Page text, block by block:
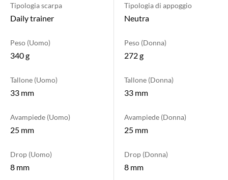
Tipologia scarpa
Daily trainer
Tipologia di appoggio
Neutra
Peso (Uomo)
340 g
Peso (Donna)
272 g
Tallone (Uomo)
33 mm
Tallone (Donna)
33 mm
Avampiede (Uomo)
25 mm
Avampiede (Donna)
25 mm
Drop (Uomo)
8 mm
Drop (Donna)
8 mm